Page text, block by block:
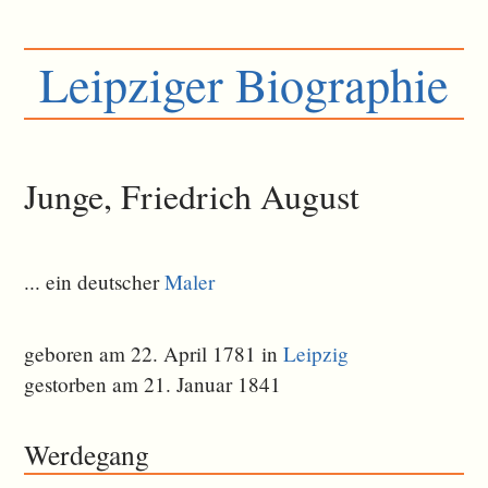
Leipziger Biographie
Junge, Friedrich August
... ein deutscherMaler
geboren am 22. April 1781 inLeipzig
gestorben am 21. Januar 1841
Werdegang